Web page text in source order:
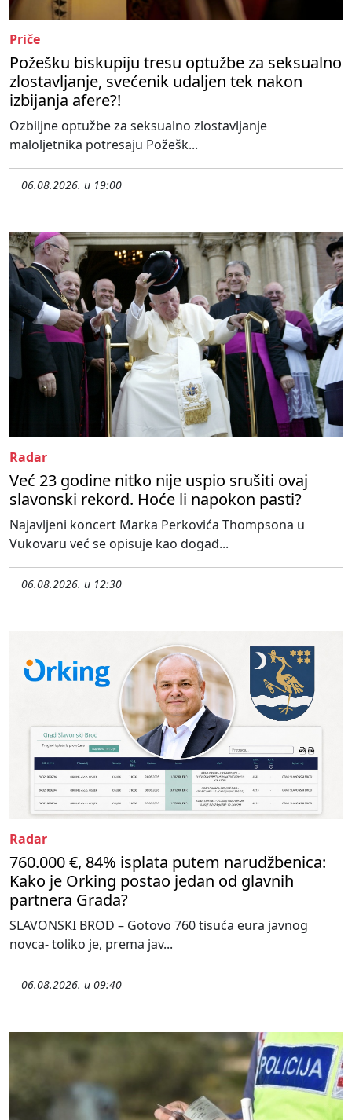
Priče
Požešku biskupiju tresu optužbe za seksualno
zlostavljanje, svećenik udaljen tek nakon
izbijanja afere?!
Ozbiljne optužbe za seksualno zlostavljanje
maloljetnika potresaju Požešk...
06.08.2026. u 19:00
Radar
Već 23 godine nitko nije uspio srušiti ovaj
slavonski rekord. Hoće li napokon pasti?
Najavljeni koncert Marka Perkovića Thompsona u
Vukovaru već se opisuje kao događ...
06.08.2026. u 12:30
Radar
760.000 €, 84% isplata putem narudžbenica:
Kako je Orking postao jedan od glavnih
partnera Grada?
SLAVONSKI BROD – Gotovo 760 tisuća eura javnog
novca- toliko je, prema jav...
06.08.2026. u 09:40